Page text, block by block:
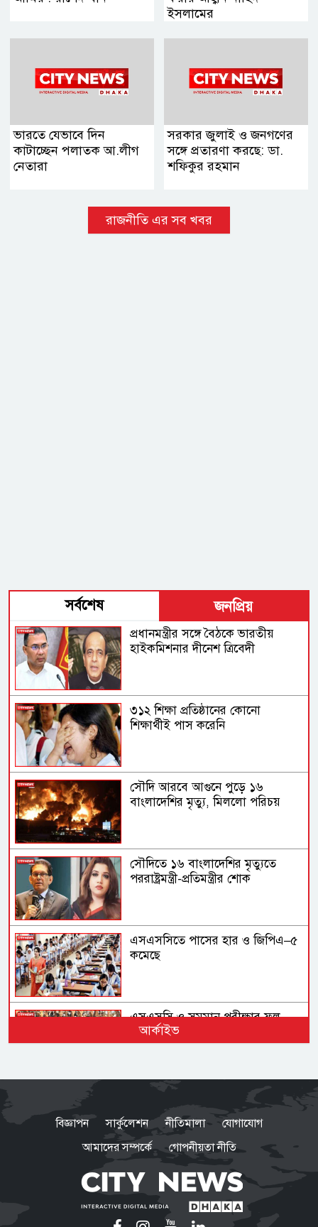
ইসলামের
ভারতে যেভাবে দিন
কাটাচ্ছেন পলাতক আ.লীগ
নেতারা
সরকার জুলাই ও জনগণের
সঙ্গে প্রতারণা করছে: ডা.
শফিকুর রহমান
রাজনীতি এর সব খবর
সর্বশেষ জনপ্রিয়
প্রধানমন্ত্রীর সঙ্গে বৈঠকে ভারতীয়
হাইকমিশনার দীনেশ ত্রিবেদী
৩১২ শিক্ষা প্রতিষ্ঠানের কোনো
শিক্ষার্থীই পাস করেনি
সৌদি আরবে আগুনে পুড়ে ১৬
বাংলাদেশির মৃত্যু, মিললো পরিচয়
সৌদিতে ১৬ বাংলাদেশির মৃত্যুতে
পররাষ্ট্রমন্ত্রী-প্রতিমন্ত্রীর শোক
এসএসসিতে পাসের হার ও জিপিএ–৫
কমেছে
এসএসসি ও সমমান পরীক্ষার ফল
প্রকাশ, পাসের হার ৬২ দশমিক ২৫
রহমান
লোডশেডিংয়ে বিপর্যস্ত দেশ, বিদ্যুৎ
ঘাটতি প্রায় ৩৭০০ মেগাওয়াট
আর্কাইভ
বিজ্ঞাপন সার্কুলেশন নীতিমালা
যোগাযোগ
আমাদের সম্পর্কে
গোপনীয়তা নীতি